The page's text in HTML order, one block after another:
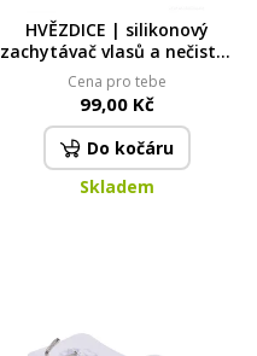
HVĚZDICE | silikonový
zachytávač vlasů a nečistot
do vany a sprchového koutu
Cena pro tebe
99,00 Kč
Do kočáru
Skladem